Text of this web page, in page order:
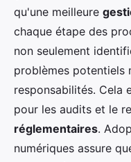
qu'une meilleure
chaque étape des
non seulement
problèmes potentiels
responsabilités. Cela
pour les audits et le
réglementaires.
numériques assure